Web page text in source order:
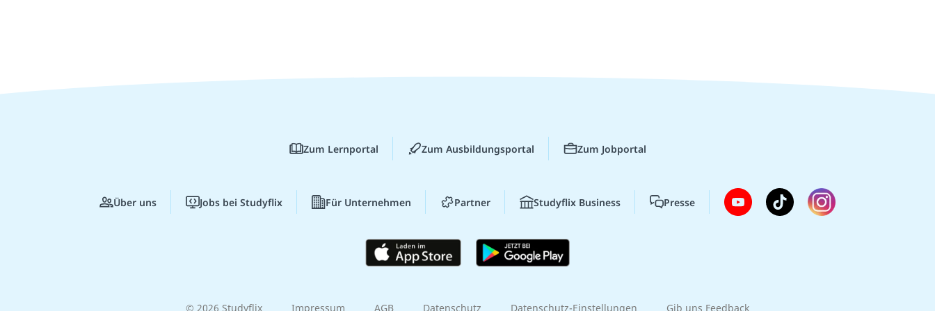
Zum Lernportal Zum Ausbildungsportal Zum Jobportal
Über uns Jobs bei Studyflix Für Unternehmen Partner Studyflix Business Presse
© 2026 Studyflix Impressum AGB Datenschutz Datenschutz-Einstellungen Gib uns Feedback